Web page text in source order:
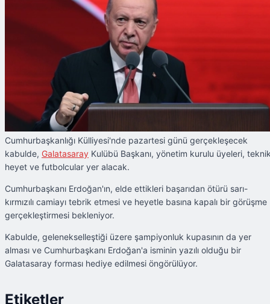
Cumhurbaşkanlığı Külliyesi'nde pazartesi günü gerçekleşecek
kabulde, Galatasaray Kulübü Başkanı, yönetim kurulu üyeleri,
heyet ve futbolcular yer alacak.
Cumhurbaşkanı Erdoğan'ın, elde ettikleri başarıdan ötürü sarı-
kırmızılı camiayı tebrik etmesi ve heyetle basına kapalı bir görüşme
gerçekleştirmesi bekleniyor.
Kabulde, gelenekselleştiği üzere şampiyonluk kupasının da yer
alması ve Cumhurbaşkanı Erdoğan'a isminin yazılı olduğu bir
Galatasaray forması hediye edilmesi öngörülüyor.
Etiketler